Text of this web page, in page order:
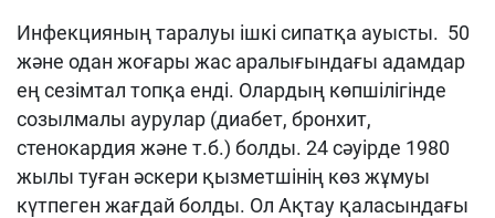
Инфекцияның таралуы ішкі сипатқа ауысты. 50
және одан жоғары жас аралығындағы адамдар
ең сезімтал топқа енді. Олардың көпшілігінде
созылмалы аурулар (диабет, бронхит,
стенокардия және т.б.) болды. 24 сәуірде 1980
жылы туған әскери қызметшінің көз жұмуы
күтпеген жағдай болды. Ол Ақтау қаласындағы